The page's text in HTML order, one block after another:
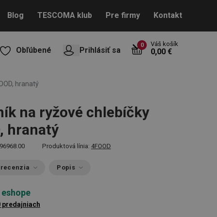
Blog TESCOMA klub Pre firmy Kontakt
Obľúbené Prihlásiť sa
0 Váš košík
0,00 €
hranatý
na ryžové chlebíčky
hranatý
Produktová línia: 4FOOD
recenzia Popis
predajniach